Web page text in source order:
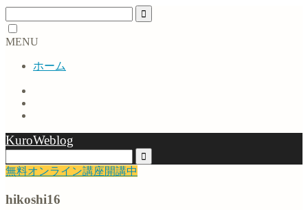
MENU
ホーム
KuroWeblog
無料オンライン講座開講中
hikoshi16